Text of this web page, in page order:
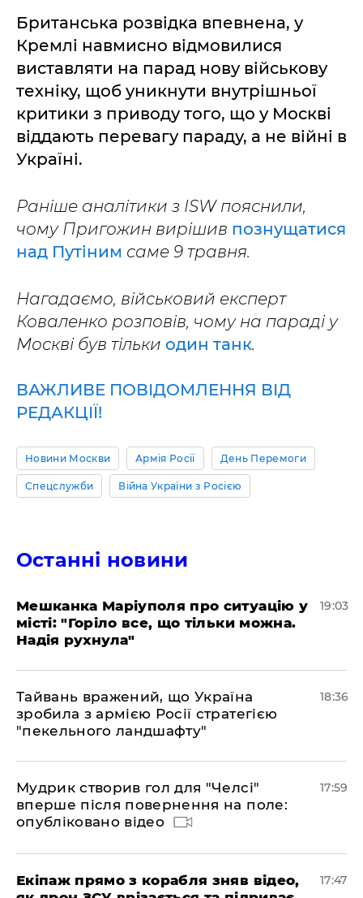
Британська розвідка впевнена, у
Кремлі навмисно відмовилися
виставляти на парад нову військову
техніку, щоб уникнути внутрішньої
критики з приводу того, що у Москві
віддають перевагу параду, а не війні в
Україні.
Раніше аналітики з ISW пояснили,
чому Пригожин вирішив познущатися
над Путіним саме 9 травня.
Нагадаємо, військовий експерт
Коваленко розповів, чому на параді у
Москві був тільки один танк.
ВАЖЛИВЕ ПОВІДОМЛЕННЯ ВІД
РЕДАКЦІЇ!
Новини Москви Армія Росії День Перемоги
Спецслужби Війна України з Росією
Останні новини
Мешканка Маріуполя про ситуацію у
місті: "Горіло все, що тільки можна.
Надія рухнула"
19:03
Тайвань вражений, що Україна
зробила з армією Росії стратегією
"пекельного ландшафту"
18:36
Мудрик створив гол для "Челсі"
вперше після повернення на поле:
опубліковано відео
17:59
Екіпаж прямо з корабля зняв відео,
17:47